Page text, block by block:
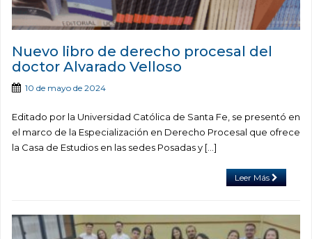
Nuevo libro de derecho procesal del
doctor Alvarado Velloso
10 de mayo de 2024
Editado por la Universidad Católica de Santa Fe, se presentó en
el marco de la Especialización en Derecho Procesal que ofrece
la Casa de Estudios en las sedes Posadas y […]
Leer Más